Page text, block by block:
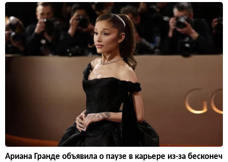
Ариана Гранде объявила о паузе в карьере из-за бесконеч